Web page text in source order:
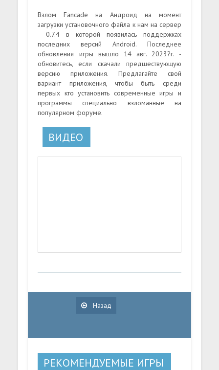
Взлом Fancade на Андроид на момент
загрузки установочного файла к нам на сервер
- 0.7.4 в которой появилась поддержках
последних версий Android. Последнее
обновления игры вышло 14 авг. 2023?г. -
обновитесь, если скачали предшествующую
версию приложения. Предлагайте свой
вариант приложения, чтобы быть среди
первых кто установить современные игры и
программы специально взломанные на
популярном форуме.
ВИДЕО
Назад
РЕКОМЕНДУЕМЫЕ ИГРЫ